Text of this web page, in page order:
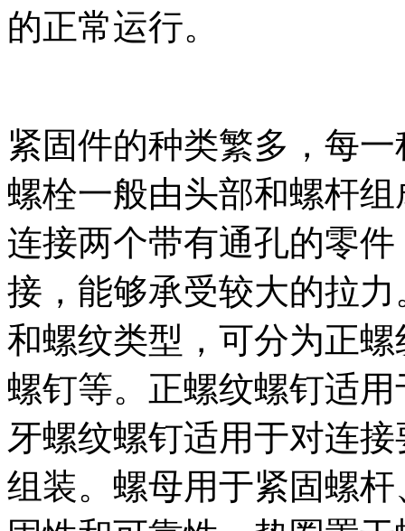
的正常运行。
紧固件的种类繁多，每
螺栓一般由头部和螺杆
连接两个带有通孔的零
接，能够承受较大的拉
和螺纹类型，可分为正
螺钉等。正螺纹螺钉适
牙螺纹螺钉适用于对连
组装。螺母用于紧固螺